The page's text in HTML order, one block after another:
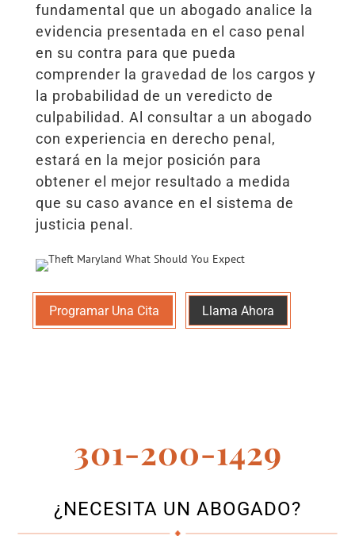
fundamental que un abogado analice la
evidencia presentada en el caso penal
en su contra para que pueda
comprender la gravedad de los cargos y
la probabilidad de un veredicto de
culpabilidad. Al consultar a un abogado
con experiencia en derecho penal,
estará en la mejor posición para
obtener el mejor resultado a medida
que su caso avance en el sistema de
justicia penal.
Programar Una Cita Llama Ahora
301-200-1429
¿NECESITA UN ABOGADO?